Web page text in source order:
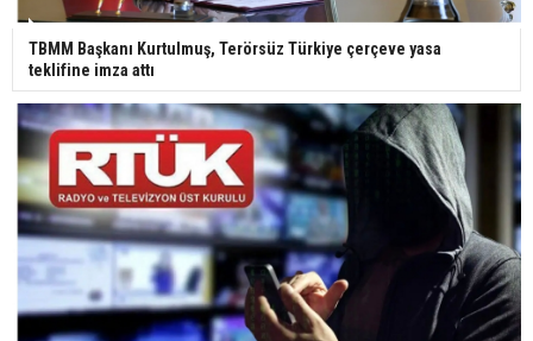
TBMM Başkanı Kurtulmuş, Terörsüz Türkiye çerçeve yasa
teklifine imza attı